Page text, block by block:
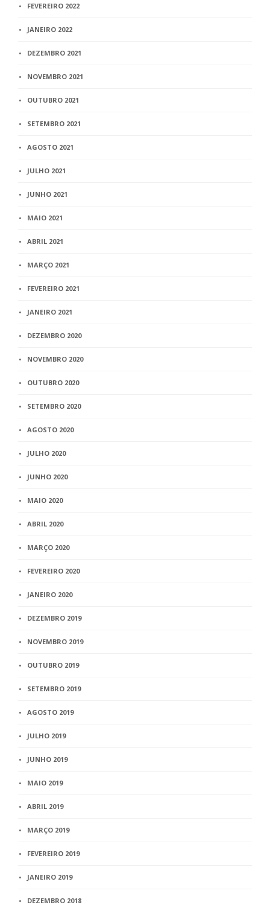
FEVEREIRO 2022
JANEIRO 2022
DEZEMBRO 2021
NOVEMBRO 2021
OUTUBRO 2021
SETEMBRO 2021
AGOSTO 2021
JULHO 2021
JUNHO 2021
MAIO 2021
ABRIL 2021
MARÇO 2021
FEVEREIRO 2021
JANEIRO 2021
DEZEMBRO 2020
NOVEMBRO 2020
OUTUBRO 2020
SETEMBRO 2020
AGOSTO 2020
JULHO 2020
JUNHO 2020
MAIO 2020
ABRIL 2020
MARÇO 2020
FEVEREIRO 2020
JANEIRO 2020
DEZEMBRO 2019
NOVEMBRO 2019
OUTUBRO 2019
SETEMBRO 2019
AGOSTO 2019
JULHO 2019
JUNHO 2019
MAIO 2019
ABRIL 2019
MARÇO 2019
FEVEREIRO 2019
JANEIRO 2019
DEZEMBRO 2018